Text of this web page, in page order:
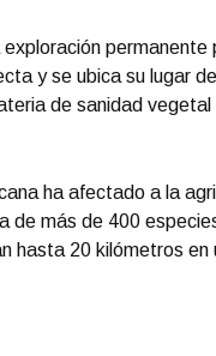
y se ubica su lugar
de sanidad
ha afectado a la
de más de 400
hasta 20 kilómetros